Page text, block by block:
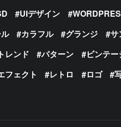
UIデザイン
カラフル グランジ サ
レンド パターン ビンテー
フェクト レトロ ロゴ